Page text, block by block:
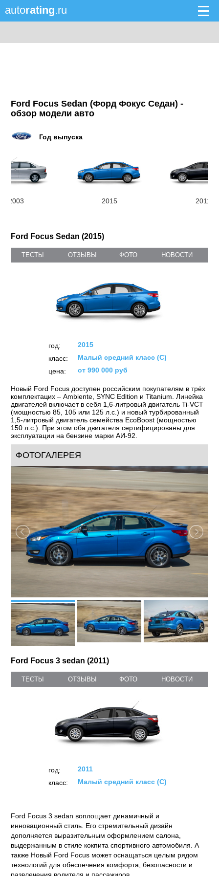
autorating.ru
Ford Focus Sedan (Форд Фокус Седан) -
обзор модели авто
Год выпуска
2003 2015 2011
Ford Focus Sedan (2015)
ТЕСТЫ ОТЗЫВЫ ФОТО НОВОСТИ
год:
2015
класс:
Малый средний класс (C)
цена:
от 990 000 руб
Новый Ford Focus доступен российским покупателям в трёх
комплектацих – Ambiente, SYNC Edition и Titanium. Линейка
двигателей включает в себя 1,6-литровый двигатель Ti-VCT
(мощностью 85, 105 или 125 л.с.) и новый турбированный
1,5-литровый двигатель семейства EcoBoost (мощностью
150 л.с.). При этом оба двигателя сертифицированы для
эксплуатации на бензине марки АИ-92.
ФОТОГАЛЕРЕЯ
Ford Focus 3 sedan (2011)
ТЕСТЫ ОТЗЫВЫ ФОТО НОВОСТИ
год:
2011
класс:
Малый средний класс (C)
Ford Focus 3 sedan воплощает динамичный и
инновационный стиль. Его стремительный дизайн
дополняется выразительным оформлением салона,
выдержанным в стиле кокпита спортивного автомобиля. А
также Новый Ford Focus может оснащаться целым рядом
технологий для обеспечения комфорта, безопасности и